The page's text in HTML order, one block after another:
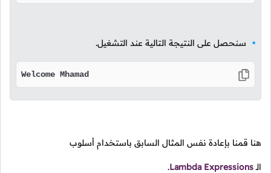
سنحصل على النتيجة التالية عند التشغيل.
Welcome Mhamad
هنا قمنا بإعادة نفس المثال السابق باستخدام أسلوب
الـLambda Expressions
.